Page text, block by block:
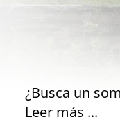
Leer más ...